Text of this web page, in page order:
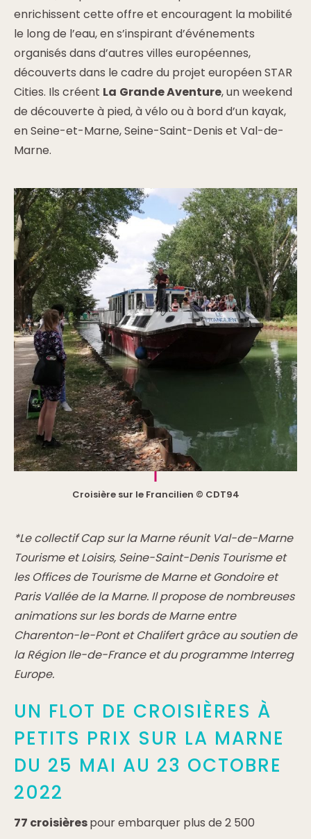
enrichissent cette offre et encouragent la mobilité
le long de l’eau, en s’inspirant d’événements
organisés dans d’autres villes européennes,
découverts dans le cadre du projet européen STAR
Cities. Ils créent La Grande Aventure, un weekend
de découverte à pied, à vélo ou à bord d’un kayak,
en Seine-et-Marne, Seine-Saint-Denis et Val-de-
Marne.
Croisière sur le Francilien © CDT94
*Le collectif Cap sur la Marne réunit Val-de-Marne
Tourisme et Loisirs, Seine-Saint-Denis Tourisme et
les Offices de Tourisme de Marne et Gondoire et
Paris Vallée de la Marne. Il propose de nombreuses
animations sur les bords de Marne entre
Charenton-le-Pont et Chalifert grâce au soutien de
la Région Ile-de-France et du programme Interreg
Europe.
UN FLOT DE CROISIÈRES À
PETITS PRIX SUR LA MARNE
DU 25 MAI AU 23 OCTOBRE
2022
77 croisièrespour embarquer plus de 2 500